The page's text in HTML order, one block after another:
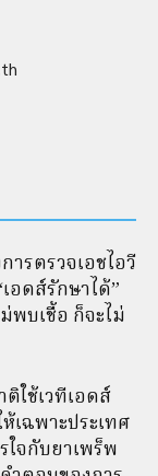
ารตรวจเอชไอวี
อดส์รักษาได้”
พบเชื้อ ก็จะไม่
ใช้เวทีเอดส์
เฉพาะประเทศ
จกับยาเพร็พ